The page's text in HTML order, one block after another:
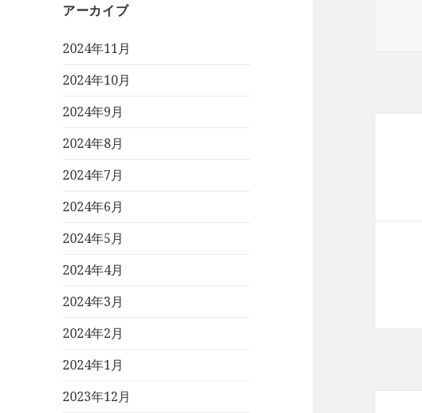
アーカイブ
2024年11月
2024年10月
2024年9月
2024年8月
2024年7月
2024年6月
2024年5月
2024年4月
2024年3月
2024年2月
2024年1月
2023年12月